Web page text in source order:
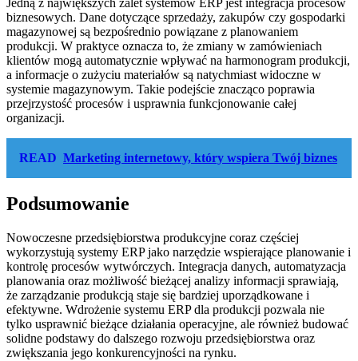
biznesowych. Dane dotyczące sprzedaży, zakupów czy gospodarki
magazynowej są bezpośrednio powiązane z planowaniem
produkcji. W praktyce oznacza to, że zmiany w zamówieniach
klientów mogą automatycznie wpływać na harmonogram produkcji,
a informacje o zużyciu materiałów są natychmiast widoczne w
systemie magazynowym. Takie podejście znacząco poprawia
przejrzystość procesów i usprawnia funkcjonowanie całej
organizacji.
READ Marketing internetowy, który wspiera Twój biznes
Podsumowanie
Nowoczesne przedsiębiorstwa produkcyjne coraz częściej
wykorzystują systemy ERP jako narzędzie wspierające planowanie i
kontrolę procesów wytwórczych. Integracja danych, automatyzacja
planowania oraz możliwość bieżącej analizy informacji sprawiają,
że zarządzanie produkcją staje się bardziej uporządkowane i
efektywne. Wdrożenie systemu ERP dla produkcji pozwala nie
tylko usprawnić bieżące działania operacyjne, ale również budować
solidne podstawy do dalszego rozwoju przedsiębiorstwa oraz
zwiększania jego konkurencyjności na rynku.